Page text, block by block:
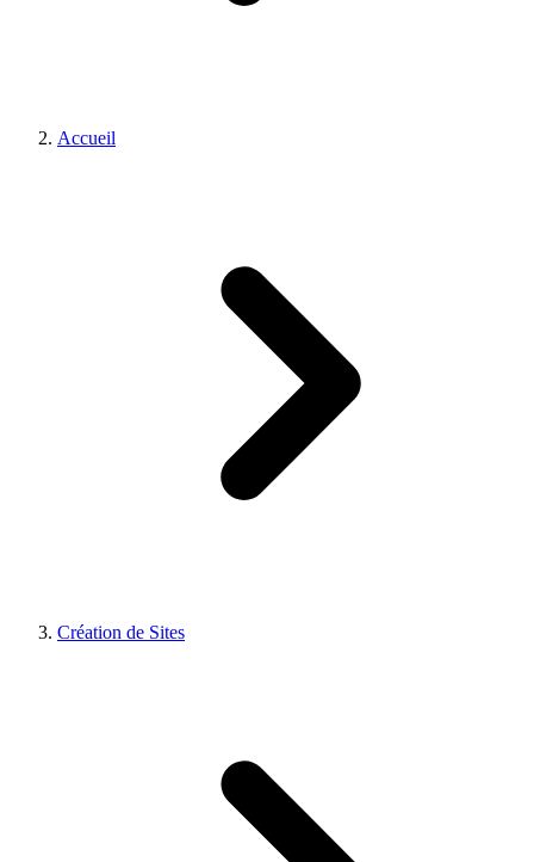
Accueil
Création de Sites